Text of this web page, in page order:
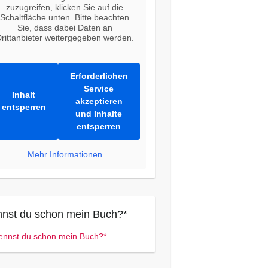
zuzugreifen, klicken Sie auf die
Schaltfläche unten. Bitte beachten
Sie, dass dabei Daten an
weitergegeben werden.
Inhalt
entsperren
Erforderlichen
Service
akzeptieren
und Inhalte
entsperren
Mehr Informationen
du schon mein Buch?*